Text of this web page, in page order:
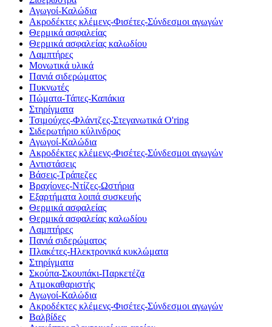
Αγωγοί-Καλώδια
Ακροδέκτες κλέμενς-Φισέτες-Σύνδεσμοι αγωγών
Θερμικά ασφαλείας
Θερμικά ασφαλείας καλωδίου
Λαμπτήρες
Μονωτικά υλικά
Πανιά σιδερώματος
Πυκνωτές
Πώματα-Τάπες-Καπάκια
Στηρίγματα
Τσιμούχες-Φλάντζες-Στεγανωτικά O'ring
Σιδερωτήριο κύλινδρος
Αγωγοί-Καλώδια
Ακροδέκτες κλέμενς-Φισέτες-Σύνδεσμοι αγωγών
Αντιστάσεις
Βάσεις-Τράπεζες
Βραχίονες-Ντίζες-Ωστήρια
Εξαρτήματα λοιπά συσκευής
Θερμικά ασφαλείας
Θερμικά ασφαλείας καλωδίου
Λαμπτήρες
Πανιά σιδερώματος
Πλακέτες-Ηλεκτρονικά κυκλώματα
Στηρίγματα
Σκούπα-Σκουπάκι-Παρκετέζα
Ατμοκαθαριστής
Αγωγοί-Καλώδια
Ακροδέκτες κλέμενς-Φισέτες-Σύνδεσμοι αγωγών
Βαλβίδες